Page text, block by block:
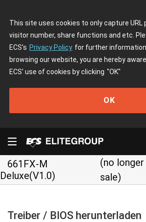
This site uses cookies to only capture
visitor number, share functions and etc.
ECS's Privacy Policy for further
browsing our website, you are hereby
ECS' use of cookies by clicking "OK"
OK
661FX-M
Deluxe(V1.0)
(no
sale)
Treiber / BIOS herunterladen